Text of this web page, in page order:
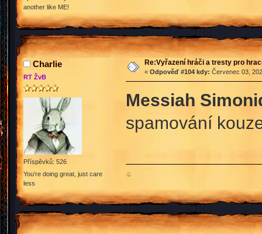
another like ME!
Charlie
RT ŽvB
Příspěvků: 526
You're doing great, just care
less
Re:Vyřazení hráči a tresty pro
« Odpověď #104 kdy: Červenec 03,
Messiah
spamování
♧